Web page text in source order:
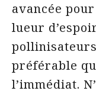
avancée
lueur
préférable
l’immédiat.